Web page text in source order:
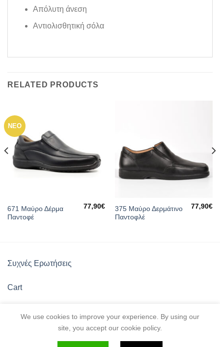
Aπόλυτη άνεση
Aντιολισθητική σόλα
RELATED PRODUCTS
ΝΕΟ
671 Μαύρο Δέρμα
Παντοφέ
77,90€
375 Μαύρο Δερμάτινο
Παντοφλέ
77,90€
Συχνές Ερωτήσεις
Cart
We use cookies to improve your experience. By using our
site, you accept our cookie policy.